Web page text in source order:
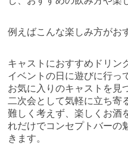
例えばこんな楽しみ方がお
キャストにおすすめドリン
イベントの日に遊びに行っ
お気に入りのキャストを見
二次会として気軽に立ち寄
難しく考えず、楽しくお酒
れだけでコンセプトバーの
きます。